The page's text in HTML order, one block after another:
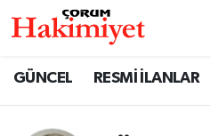
GÜNCEL RESMİ İLANLAR
Nöbetçi Eczaneler